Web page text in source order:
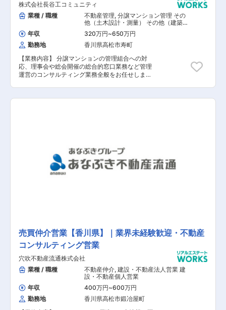
ながらキャリアアップが目指せます。 【担当者コ
メント】 同社は再生住宅専門の企業として、累計
販売実績10,000件超の実績と信頼でリフォーム
済みの中古一戸建て・中古マンションの販売を手
掛けています。成長産業である再生住宅の市場の
中で《14年連続成長》を遂げており、顧客視点の
課題解決を強みとして事業を拡大し、今後も更に
成長性が更に見込める企業となっております。再
生住宅（戸建）においては国内2位の実績を誇
り、年間1,718戸の再生住宅を提供しています。累
計販売戸数は1万戸を超えており、2022年は395
魅力となっています。
株式会社長谷工コミュニティ
業種 / 職種
不動産管理, 分譲マンション管理 その
他（土木設計・測量） その他（建築設
計・積算）
年収 320万円~650万円
勤務地
香川県高松市寿町
【業務内容】 分譲マンションの管理組合への対
応、理事会や総会開催の総合的窓口業務など管理
運営のコンサルティング業務全般をお任せしま
期的な視点から見た修繕提案 ■管理組合会計の書
事業領域としています。今回募集の高松営業所で
は10~12棟の分譲マンションを担当いただく予定
です。大型修繕などの提案時は、技術系社員も同
席し共に提案を行うなど手厚いサポート環境があ
売買仲介営業【香川県】｜業界未経験歓迎・不動産
コンサルティング営業
穴吹不動産流通株式会社
業種 / 職種
不動産仲介, 建設・不動産法人営業 建
設・不動産個人営業
年収
400万円~600万円
勤務地
香川県高松市鍛冶屋町